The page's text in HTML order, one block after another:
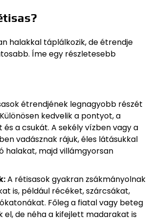
halakkal táplálkozik, de étrendje
Íme egy részletesebb
étrendjének legnagyobb részét
kedvelik a pontyot, a
és a csukát. A sekély vízben vagy a
vadásznak rájuk, éles látásukkal
halakat, majd villámgyorsan
A rétisasok gyakran zsákmányolnak
is, például récéket, szárcsákat,
Főleg a fiatal vagy beteg
el, de néha a kifejlett madarakat is